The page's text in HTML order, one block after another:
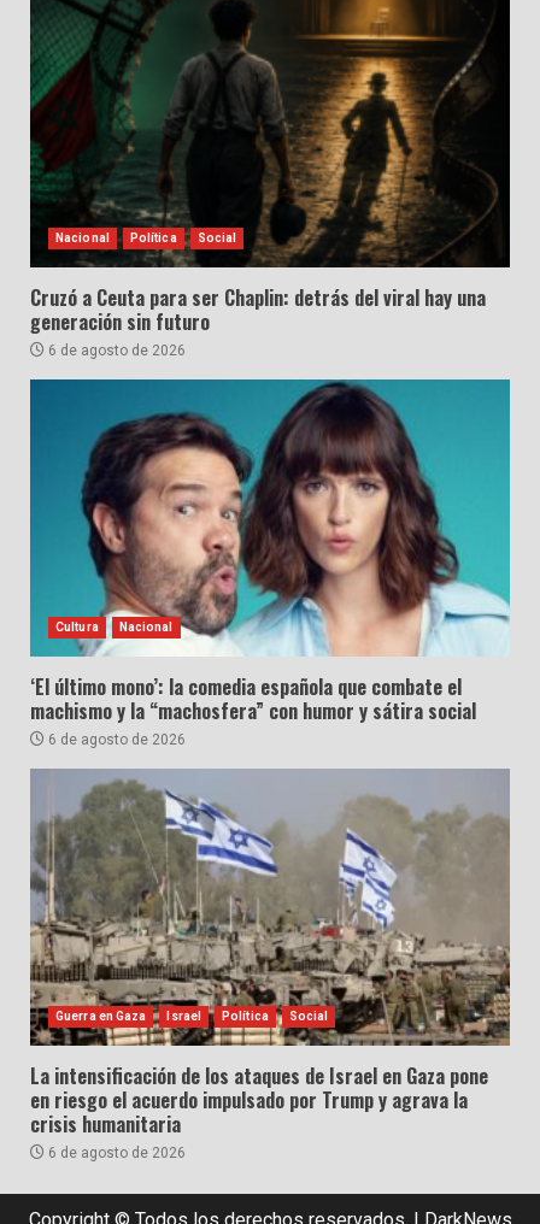
Nacional Política Social
Cruzó a Ceuta para ser Chaplin: detrás del viral hay una
generación sin futuro
6 de agosto de 2026
Cultura Nacional
‘El último mono’: la comedia española que combate el
machismo y la “machosfera” con humor y sátira social
6 de agosto de 2026
Guerra en Gaza Israel Política Social
La intensificación de los ataques de Israel en Gaza pone
en riesgo el acuerdo impulsado por Trump y agrava la
crisis humanitaria
6 de agosto de 2026